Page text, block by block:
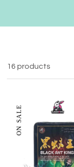
16 products
ON SALE